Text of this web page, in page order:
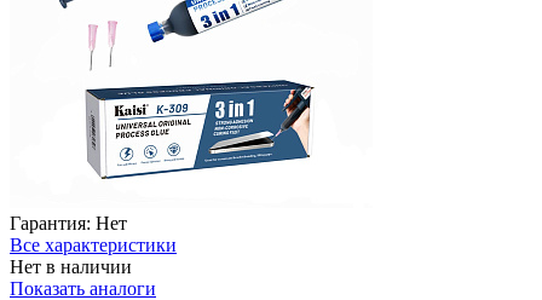
Гарантия: Нет
Все характеристики
Нет в наличии
Показать аналоги